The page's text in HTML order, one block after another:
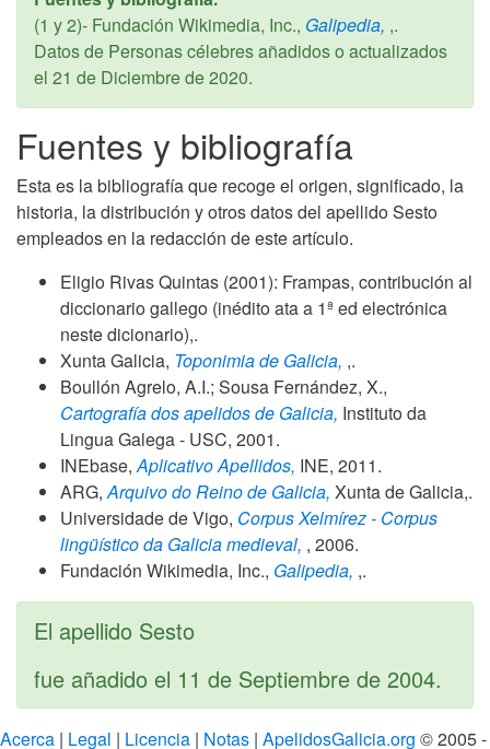
(1 y 2)- Fundación Wikimedia, Inc., Galipedia, ,.
Datos de Personas célebres añadidos o actualizados
el 21 de Diciembre de 2020.
Fuentes y bibliografía
Esta es la bibliografía que recoge el origen, significado, la
historia, la distribución y otros datos del apellido Sesto
empleados en la redacción de este artículo.
Eligio Rivas Quintas (2001): Frampas, contribución al
diccionario gallego (inédito ata a 1ª ed electrónica
neste dicionario),.
Xunta Galicia, Toponimia de Galicia, ,.
Boullón Agrelo, A.I.; Sousa Fernández, X.,
Cartografía dos apelidos de Galicia, Instituto da
Lingua Galega - USC, 2001.
INEbase, Aplicativo Apellidos, INE, 2011.
ARG, Arquivo do Reino de Galicia, Xunta de Galicia,.
Universidade de Vigo, Corpus Xelmírez - Corpus
lingüístico da Galicia medieval, , 2006.
Fundación Wikimedia, Inc., Galipedia, ,.
El apellido Sesto
fue añadido el 11 de Septiembre de 2004.
Acerca | Legal | Licencia | Notas | ApelidosGalicia.org © 2005 -